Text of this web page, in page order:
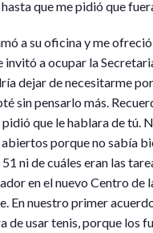
que me pidió que
a su oficina y me
a ocupar la
dejar de necesitarme
sin pensarlo más.
que le hablara de tú.
porque no sabía
ni de cuáles eran las
en el nuevo Centro
En nuestro primer
de usar tenis, porque los